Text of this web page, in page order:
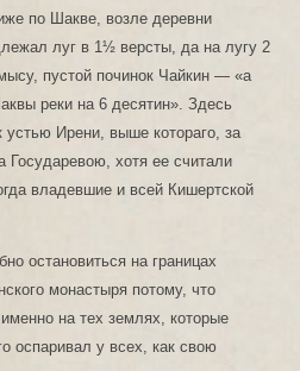
по Шакве, возле деревни
луг в 1½ версты, да на лугу 2
пустой починок Чайкин — «а
реки на 6 десятин». Здесь
устью Ирени, выше котораго, за
хотя ее считали
владевшие и всей Кишертской
остановиться на границах
монастыря потому, что
на тех землях, которые
оспаривал у всех, как свою